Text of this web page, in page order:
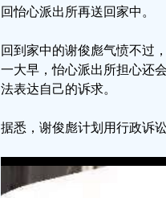
回怡心派出所再送回家中。
回到家中的谢俊彪气愤不过
一大早，怡心派出所担心还
法表达自己的诉求。
据悉，谢俊彪计划用行政诉